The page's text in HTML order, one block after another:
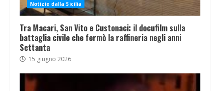
Notizie dalla Sicilia
Tra Macari, San Vito e Custonaci: il docufilm sulla
battaglia civile che fermò la raffineria negli anni
Settanta
15 giugno 2026